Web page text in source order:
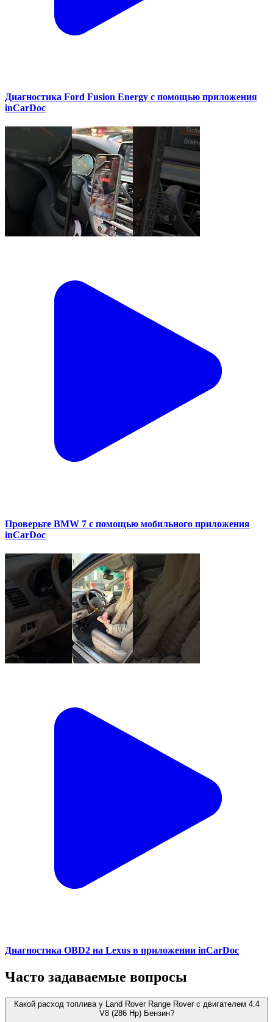
Диагностика Ford Fusion Energy с помощью приложения
inCarDoc
Проверьте BMW 7 с помощью мобильного приложения
inCarDoc
Диагностика OBD2 на Lexus в приложении inCarDoc
Часто задаваемые вопросы
Какой расход топлива у Land Rover Range Rover с двигателем 4.4
V8 (286 Hp) Бензин?